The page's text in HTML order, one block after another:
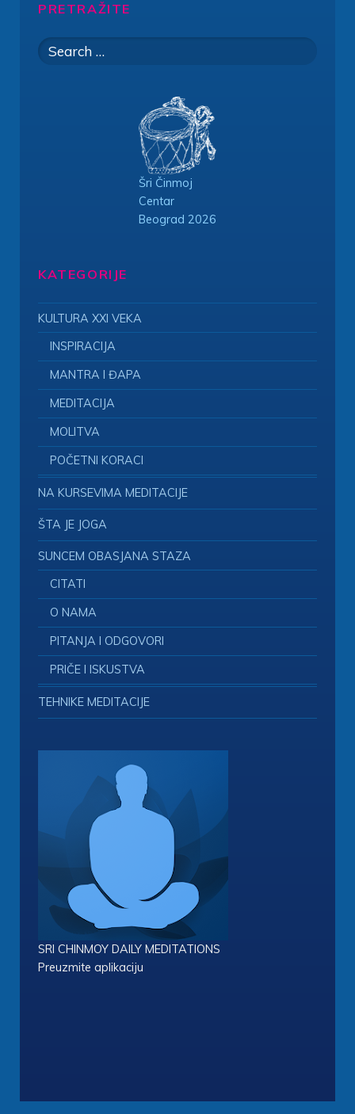
PRETRAŽITE
Search
Šri Činmoj
Centar
Beograd 2026
KATEGORIJE
KULTURA XXI VEKA
INSPIRACIJA
MANTRA I ĐAPA
MEDITACIJA
MOLITVA
POČETNI KORACI
NA KURSEVIMA MEDITACIJE
ŠTA JE JOGA
SUNCEM OBASJANA STAZA
CITATI
O NAMA
PITANJA I ODGOVORI
PRIČE I ISKUSTVA
TEHNIKE MEDITACIJE
SRI CHINMOY DAILY MEDITATIONS
Preuzmite aplikaciju